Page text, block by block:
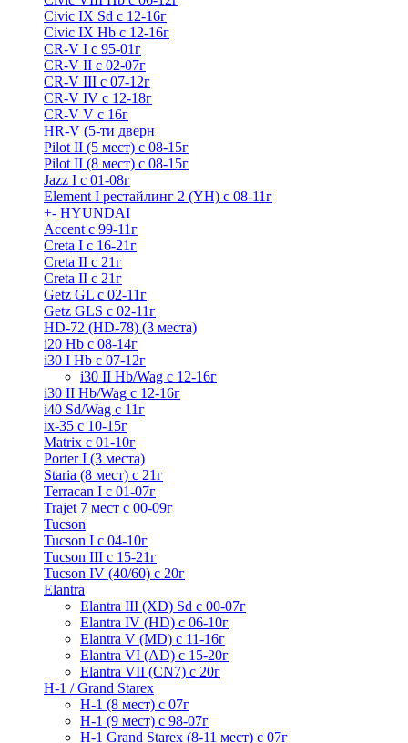
Civic IX Sd c 12-16г
Civic IX Hb с 12-16г
CR-V I с 95-01г
CR-V II с 02-07г
CR-V III с 07-12г
CR-V IV с 12-18г
CR-V V с 16г
HR-V (5-ти дверн
Pilot II (5 мест) с 08-15г
Pilot II (8 мест) с 08-15г
Jazz I c 01-08г
Element I рестайлинг 2 (YH) с 08-11г
+- HYUNDAI
Accent с 99-11г
Creta I с 16-21г
Creta II с 21г
Creta II с 21г
Getz GL с 02-11г
Getz GLS с 02-11г
HD-72 (HD-78) (3 места)
i20 Hb с 08-14г
i30 I Hb с 07-12г
i30 II Hb/Wag с 12-16г
i30 II Hb/Wag с 12-16г
i40 Sd/Wag с 11г
ix-35 с 10-15г
Matrix с 01-10г
Porter I (3 места)
Staria (8 мест) c 21г
Terracan I c 01-07г
Trajet 7 мест с 00-09г
Tucson
Tucson I c 04-10г
Tucson III с 15-21г
Tucson IV (40/60) с 20г
Elantra
Elantra III (XD) Sd c 00-07г
Elantra IV (HD) с 06-10г
Elantra V (MD) c 11-16г
Elantra VI (AD) с 15-20г
Elantra VII (CN7) с 20г
H-1 / Grand Starex
H-1 (8 мест) c 07г
H-1 (9 мест) c 98-07г
H-1 Grand Starex (8-11 мест) с 07г